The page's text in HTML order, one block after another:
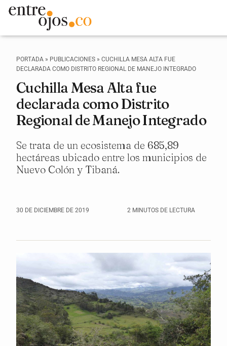
PORTADA » PUBLICACIONES » CUCHILLA MESA ALTA FUE
DECLARADA COMO DISTRITO REGIONAL DE MANEJO INTEGRADO
Cuchilla Mesa Alta fue
declarada como Distrito
Regional de Manejo Integrado
Se trata de un ecosistema de 685,89
hectáreas ubicado entre los municipios de
Nuevo Colón y Tibaná.
30 DE DICIEMBRE DE 2019 2 MINUTOS DE LECTURA